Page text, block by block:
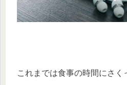
これまでは食事の時間にさく